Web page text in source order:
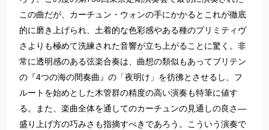
この曲だが、カーチュン・ウォンの手にかかるとこれが徹底
的に磨き上げられ、土着的な色彩感やある種のプリミティヴ
さよりも極めて洗練された音響が立ち上がることに驚く。非
常に透明感のある弦楽合奏は、曲想の類似もあってブリテン
の『4つの海の間奏曲』の「夜明け」を彷彿とさせるし、フ
ルートを始めとした木管群の精度の高い演奏も特筆に値す
る。また、楽曲全体を通してのカーチュンの見通しの良さ―
盛り上げ方の巧みさも指摘すべきであろう。こういう演奏で